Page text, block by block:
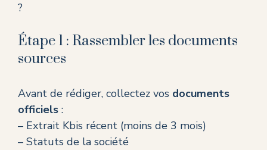
?
Étape 1 : Rassembler les documents
sources
Avant de rédiger, collectez vos documents
officiels :
– Extrait Kbis récent (moins de 3 mois)
– Statuts de la société